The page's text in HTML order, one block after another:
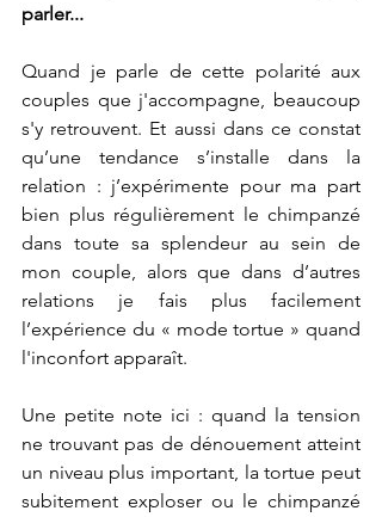
parler...
Quand je parle de cette polarité aux
couples que j'accompagne, beaucoup
s'y retrouvent. Et aussi dans ce constat
qu’une tendance s’installe dans la
relation : j’expérimente pour ma part
bien plus régulièrement le chimpanzé
dans toute sa splendeur au sein de
mon couple, alors que dans d’autres
relations je fais plus facilement
l’expérience du « mode tortue » quand
l'inconfort apparaît.
Une petite note ici : quand la tension
ne trouvant pas de dénouement atteint
un niveau plus important, la tortue peut
subitement exploser ou le chimpanzé